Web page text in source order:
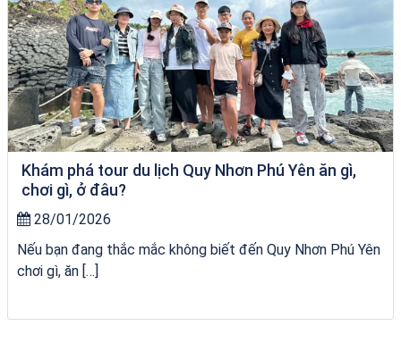
Khám phá tour du lịch Quy Nhơn Phú Yên ăn gì,
chơi gì, ở đâu?
28/01/2026
Nếu bạn đang thắc mắc không biết đến Quy Nhơn Phú Yên
chơi gì, ăn […]